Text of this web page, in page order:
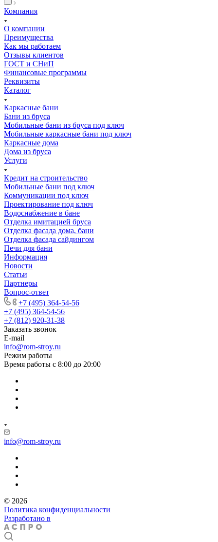
Компания
О компании
Преимущества
Как мы работаем
Отзывы клиентов
ГОСТ и СНиП
Финансовые программы
Реквизиты
Каталог
Каркасные бани
Бани из бруса
Мобильные бани из бруса под ключ
Мобильные каркасные бани под ключ
Каркасные дома
Дома из бруса
Услуги
Кредит на строительство
Мобильные бани под ключ
Коммуникации под ключ
Проектирование под ключ
Водоснабжение в бане
Отделка имитацией бруса
Отделка фасада дома, бани
Отделка фасада сайдингом
Печи для бани
Информация
Новости
Статьи
Партнеры
Вопрос-ответ
+7 (495) 364-54-56
+7 (495) 364-54-56
+7 (812) 920-31-38
Заказать звонок
E-mail
info@rom-stroy.ru
Режим работы
Время работы с 8:00 до 20:00
info@rom-stroy.ru
© 2026
Политика конфиденциальности
Разработано в